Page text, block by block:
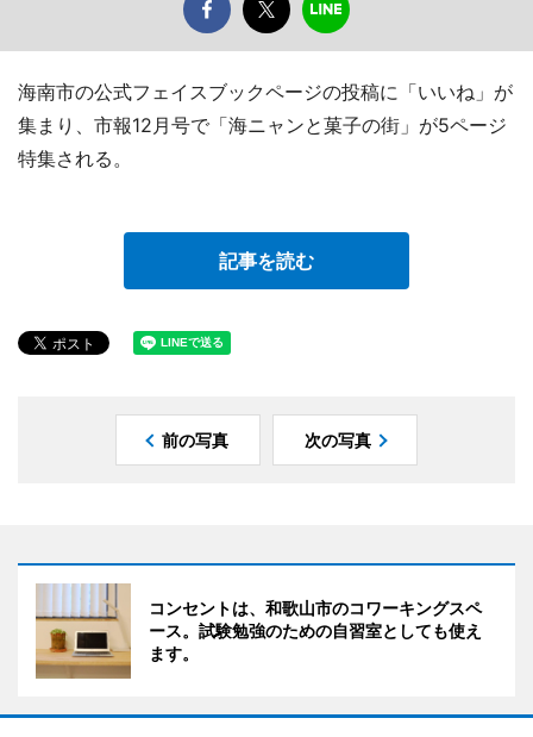
海南市の公式フェイスブックページの投稿に「いいね」が
集まり、市報12月号で「海ニャンと菓子の街」が5ページ
特集される。
記事を読む
前の写真 次の写真
コンセントは、和歌山市のコワーキングスペ
ース。試験勉強のための自習室としても使え
ます。